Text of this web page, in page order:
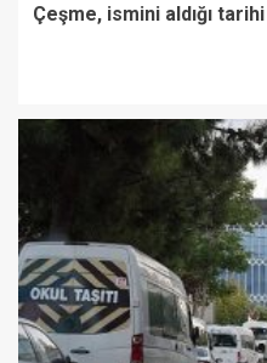
Çeşme, ismini aldığı